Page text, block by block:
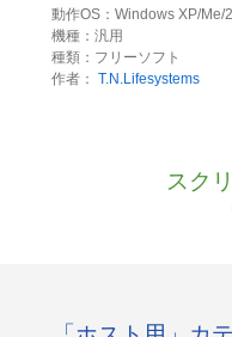
動作OS：Windows XP/Me/
機種：汎用
種類：フリーソフト
作者： T.N.Lifesystems
スク